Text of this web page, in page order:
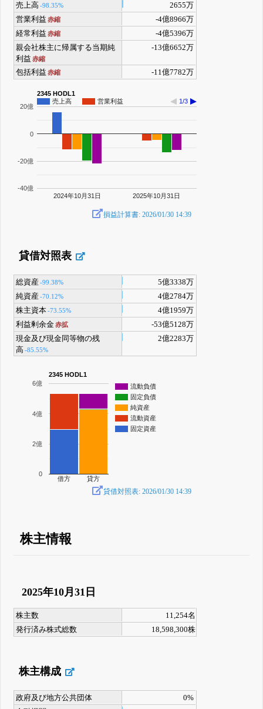
売上高 -98.35%
2655万
営業利益 赤縮
-4億8966万
経常利益 赤縮
-4億5396万
親会社株主に帰属する当期純
利益 赤縮
-13億6652万
包括利益 赤縮 -11億7782万
2345 HODL1
売上高
営業利益 1/3
2024年10月31日 2025年10月31日
-40億
-20億
0
20億
損益計算書: 2026/01/30 14:39
貸借対照表
総資産-99.38%
5億3338万
純資産-70.12%
4億2784万
株主資本-73.55%
4億1959万
利益剰余金赤拡
-53億5128万
現金及び現金同等物の残
高 -85.55%
2億2283万
2345 HODL1
流動負債
固定負債
純資産
流動資産
固定資産
借方 貸方
0
2億
4億
6億
貸借対照表: 2026/01/30 14:39
株主情報
2025年10月31日
株主数
11,254名
発行済み株式総数
18,598,300株
株主構成
政府及び地方公共団体
0%